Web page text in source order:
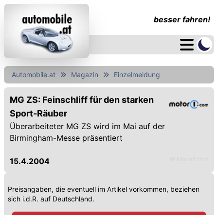
besser fahren!
Automobile.at Magazin Einzelmeldung
MG ZS: Feinschliff für den starken
Sport-Räuber
Überarbeiteter MG ZS wird im Mai auf der
Birmingham-Messe präsentiert
15.4.2004
Preisangaben, die eventuell im Artikel vorkommen, beziehen
sich i.d.R. auf Deutschland.